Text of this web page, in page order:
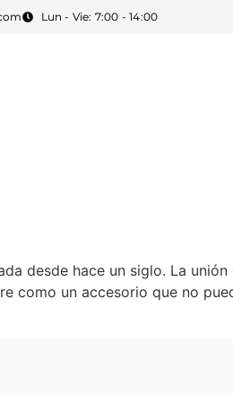
Lun - Vie: 7:00 - 14:00
desde hace un siglo. La unión
como un accesorio que no